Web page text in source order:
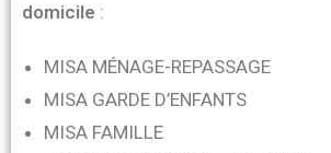
domicile :
MISA MÉNAGE-REPASSAGE
MISA GARDE D’ENFANTS
MISA FAMILLE